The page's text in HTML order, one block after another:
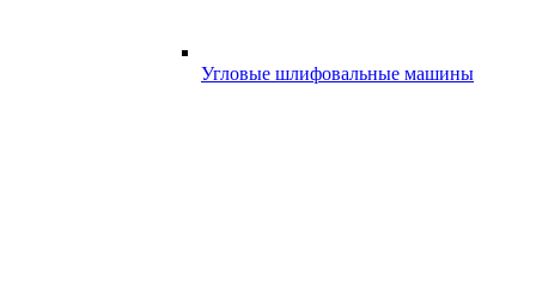
Угловые шлифовальные машины